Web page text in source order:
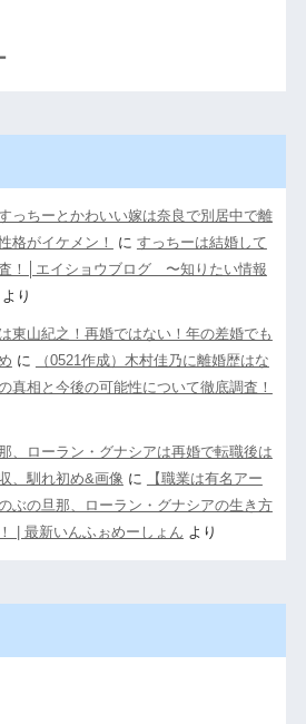
っちーとかわいい嫁は奈良で別居中で離
格がイケメン！
に すっちーは結婚して
！│エイショウブログ 〜知りたい情報
より
東山紀之！再婚ではない！年の差婚でも
に
（0521作成）木村佳乃に離婚歴はな
真相と今後の可能性について徹底調査！
、ローラン・グナシアは再婚で転職後は
、馴れ初め&画像 に
【職業は有名アー
ぶの旦那、ローラン・グナシアの生き方
| 最新いんふぉめーしょん より